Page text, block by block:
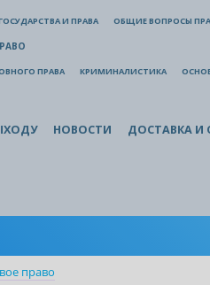
И ПРАВА ОБЩИЕ ВОПРОСЫ
ПРАВА КРИМИНАЛИСТИКА
НОВОСТИ ДОСТАВКА И
право